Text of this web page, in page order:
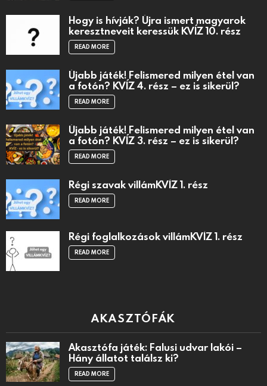
Hogy is hívják? Újra ismert magyarok
keresztneveit keressük KVÍZ 10. rész
READ MORE
Újabb játék! Felismered milyen étel van
a fotón? KVÍZ 4. rész – ez is sikerül?
READ MORE
Újabb játék! Felismered milyen étel van
a fotón? KVÍZ 3. rész – ez is sikerül?
READ MORE
Régi szavak villámKVÍZ 1. rész
READ MORE
Régi foglalkozások villámKVÍZ 1. rész
READ MORE
AKASZTÓFÁK
Akasztófa játék: Falusi udvar lakói –
Hány állatot találsz ki?
READ MORE